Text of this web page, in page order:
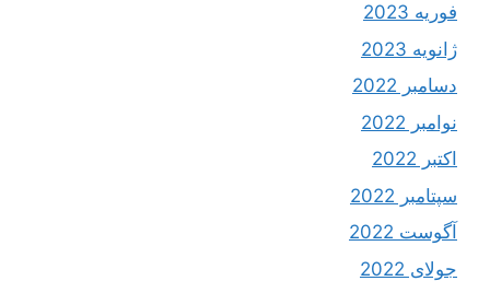
فوریه 2023
ژانویه 2023
دسامبر 2022
نوامبر 2022
اکتبر 2022
سپتامبر 2022
آگوست 2022
جولای 2022